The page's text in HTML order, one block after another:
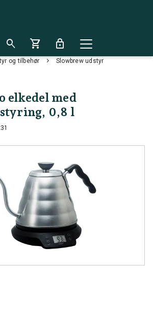
search shopping_cart lock
og tilbehør chevron_right Slowbrew udstyr
elkedel med
0,8 l